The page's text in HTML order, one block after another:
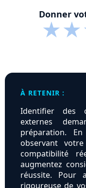
Donner
★★
À RETENIR :
Identifier des
externes
préparation.
observant
compatibilité
augmentez
réussite. Pour
rigoureuse de